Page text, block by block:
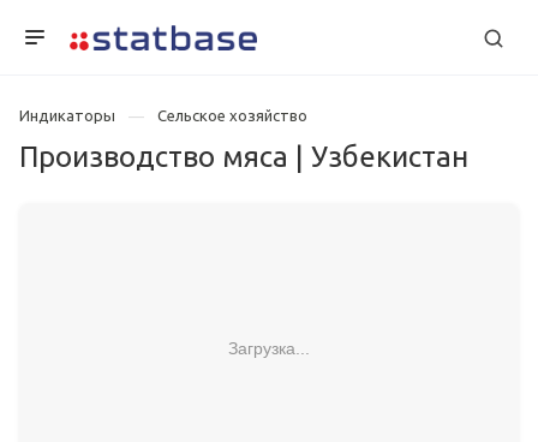
Индикаторы Сельское хозяйство
Производство мяса | Узбекистан
Загрузка...